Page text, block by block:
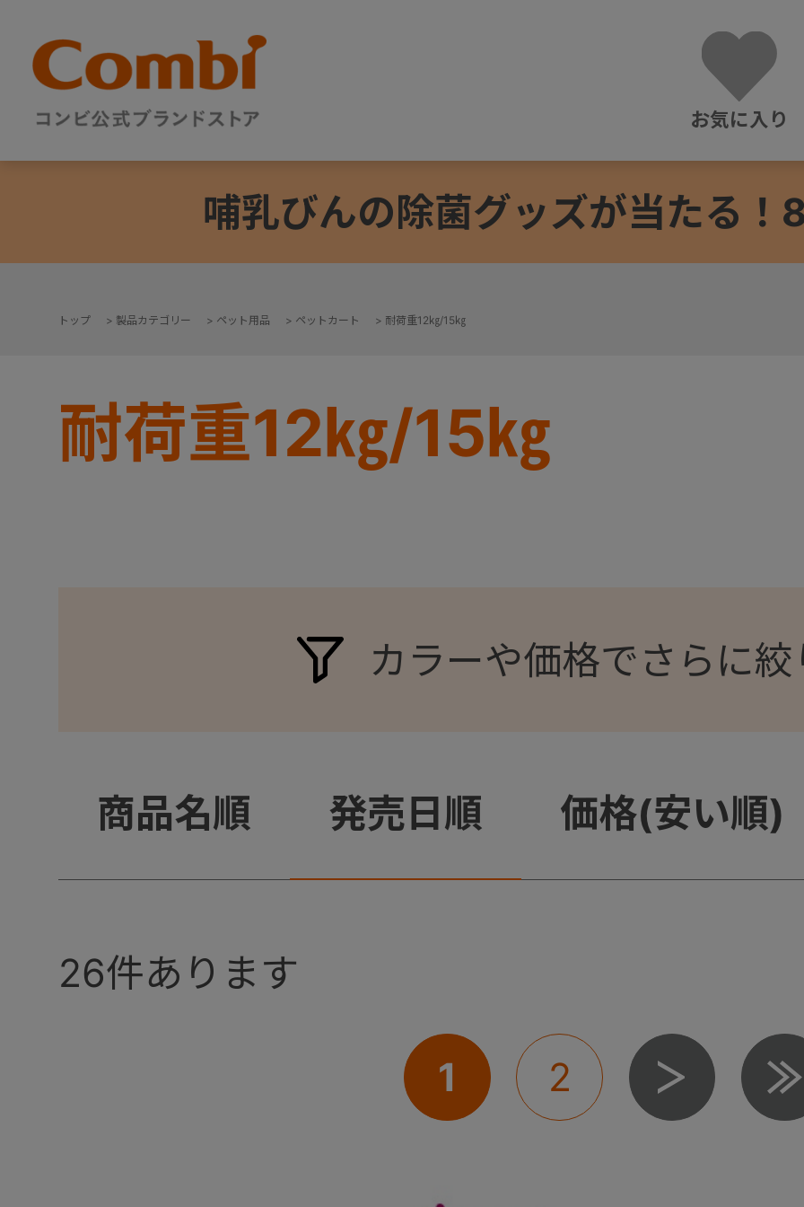
お気に入り
哺乳びんの除菌グッズが当たる
トップ > 製品カテゴリー > ペット用品 > ペットカート > 耐荷重12㎏/15㎏
耐荷重12㎏/15㎏
カラーや価格でさらに
商品名順 発売日順 価格(安い順)
26件あります
1 2